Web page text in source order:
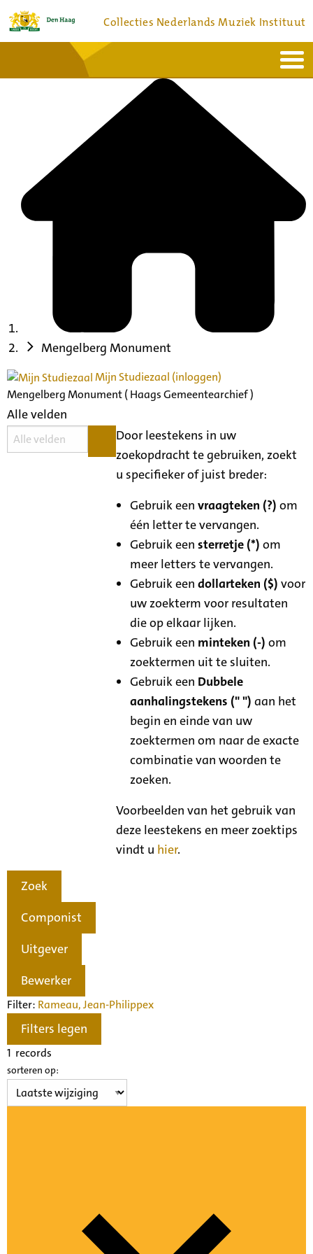
Collecties Nederlands Muziek Instituut
Bronnen en collecties
Mengelberg Monument
Mijn Studiezaal (inloggen)
Mengelberg Monument ( Haags Gemeentearchief )
Alle velden
Door leestekens in uw
zoekopdracht te gebruiken, zoekt
u specifieker of juist breder:
Gebruik eenvraagteken (?) om
één letter te vervangen.
Gebruik eensterretje (*) om
meer letters te vervangen.
Gebruik eendollarteken ($) voor
uw zoekterm voor resultaten
die op elkaar lijken.
Gebruik een minteken (-) om
zoektermen uit te sluiten.
Gebruik een Dubbele
aanhalingstekens (" ") aan het
begin en einde van uw
zoektermen om naar de exacte
combinatie van woorden te
zoeken.
Voorbeelden van het gebruik van
deze leestekens en meer zoektips
vindt u hier.
Zoek
Componist
Uitgever
Bewerker
Filter: Rameau, Jean-Philippex
Filters legen
1 records
sorteren op: